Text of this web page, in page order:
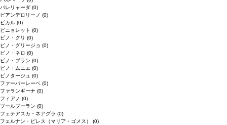
パレリャーダ (0)
ピアンデロリーノ (0)
ビカル (0)
ピニョレット (0)
ピノ・グリ (0)
ピノ・グリージョ (0)
ピノ・ネロ (0)
ピノ・ブラン (0)
ピノ・ムニエ (0)
ピノタージュ (0)
ファーバーレーベ (0)
ファランギーナ (0)
フィアノ (0)
ブールブーラン (0)
フェテアスカ・ネアグラ (0)
フェルナン・ピレス（マリア・ゴメス） (0)